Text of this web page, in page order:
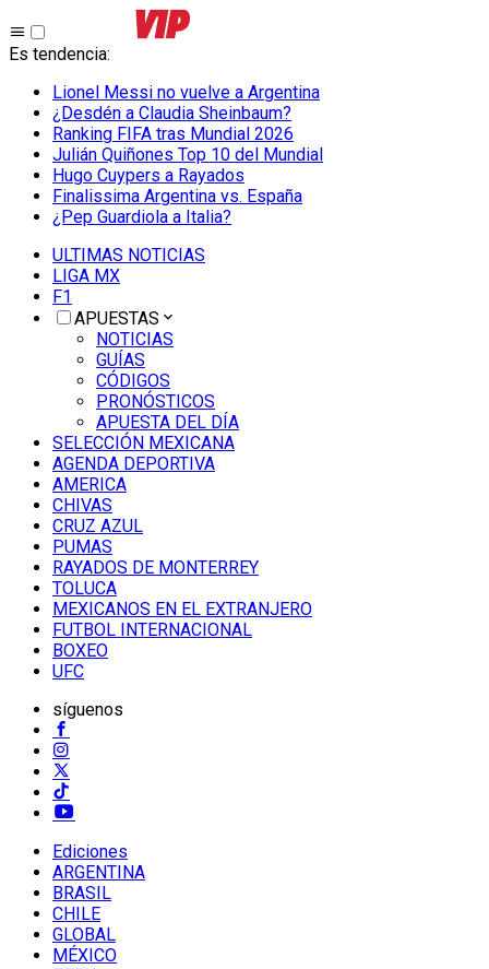
Es tendencia:
Lionel Messi no vuelve a Argentina
¿Desdén a Claudia Sheinbaum?
Ranking FIFA tras Mundial 2026
Julián Quiñones Top 10 del Mundial
Hugo Cuypers a Rayados
Finalissima Argentina vs. España
¿Pep Guardiola a Italia?
ULTIMAS NOTICIAS
LIGA MX
F1
APUESTAS
NOTICIAS
GUÍAS
CÓDIGOS
PRONÓSTICOS
APUESTA DEL DÍA
SELECCIÓN MEXICANA
AGENDA DEPORTIVA
AMERICA
CHIVAS
CRUZ AZUL
PUMAS
RAYADOS DE MONTERREY
TOLUCA
MEXICANOS EN EL EXTRANJERO
FUTBOL INTERNACIONAL
BOXEO
UFC
síguenos
Ediciones
ARGENTINA
BRASIL
CHILE
GLOBAL
MÉXICO